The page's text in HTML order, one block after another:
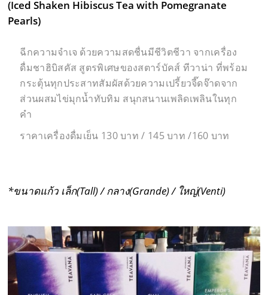
(Iced Shaken Hibiscus Tea with Pomegranate
Pearls)
ฉีกความจำเจ ด้วยความสดชื่นมีชีวิตชีวา จากเครื่อง
ดื่มชาฮิบิสคัส สูตรพิเศษของสตาร์บัคส์ ทีวาน่า ที่พร้อม
กระตุ้นทุกประสาทสัมผัสด้วยความเปรี้ยวจี๊ดจ๊าดจาก
ส่วนผสมไข่มุกน้ำทับทิม สนุกสนานเพลิดเพลินในทุก
คำ
ราคาเครื่องดื่มเย็น 130 บาท / 145 บาท /160 บาท
*ขนาดแก้ว เล็ก(Tall) / กลาง(Grande) / ใหญ่(Venti)